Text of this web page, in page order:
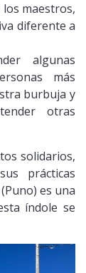
maestros,
diferente a
algunas
más
burbuja y
otras
solidarios,
prácticas
es una
índole se